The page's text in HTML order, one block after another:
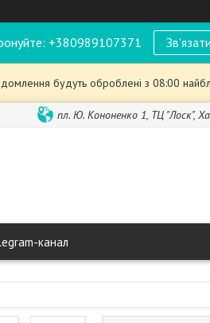
+380989107371
будуть оброблені з 08:00
пл. Ю. Кононенко 1, ТЦ "Лоск",
канал